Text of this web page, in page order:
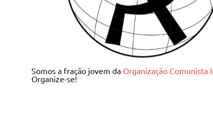
Juventude
Somos a fração jovem da Organização Comunista
Organize-se!